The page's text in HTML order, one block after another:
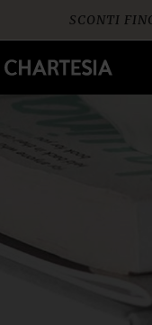
content
SCONTI